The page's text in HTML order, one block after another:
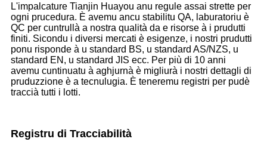
L'impalcature Tianjin Huayou anu regule assai strette per
ogni prucedura. È avemu ancu stabilitu QA, laburatoriu è
QC per cuntrullà a nostra qualità da e risorse à i prudutti
finiti. Sicondu i diversi mercati è esigenze, i nostri prudutti
ponu risponde à u standard BS, u standard AS/NZS, u
standard EN, u standard JIS ecc. Per più di 10 anni
avemu cuntinuatu à aghjurnà è migliurà i nostri dettagli di
pruduzzione è a tecnulugia. È teneremu registri per pudè
traccià tutti i lotti.
Registru di Tracciabilità